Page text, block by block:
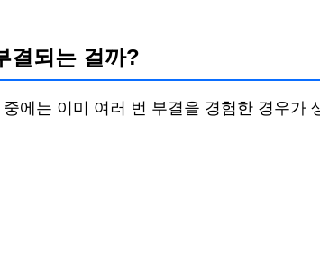
결되는 걸까?
에는 이미 여러 번 부결을 경험한 경우가